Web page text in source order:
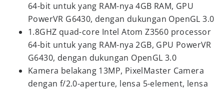
64-bit untuk yang RAM-nya 4GB RAM, GPU
PowerVR G6430, dengan dukungan OpenGL 3.0
1.8GHZ quad-core Intel Atom Z3560 processor
64-bit untuk yang RAM-nya 2GB, GPU PowerVR
G6430, dengan dukungan OpenGL 3.0
Kamera belakang 13MP, PixelMaster Camera
dengan f/2.0-aperture, lensa 5-element, lensa